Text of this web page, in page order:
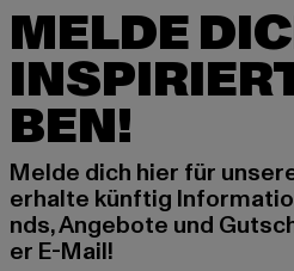
MELDE
BEN!
Melde dich hier für
erhalte künftig
nds, Angebote und
er E-Mail!